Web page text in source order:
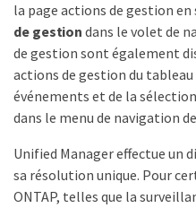
la page actions de gestion
de gestion dans le volet de
de gestion sont également
actions de gestion du tableau
événements et de la
dans le menu de navigation
Unified Manager effectue un
sa résolution unique. Pour
ONTAP, telles que la